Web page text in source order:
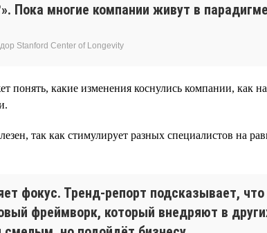
Пока многие компании живут в
Stanford Center of Longevity
понять, какие изменения коснулись компании, как
так как стимулирует разных специалистов на
фокус. Тренд-репорт подсказывает,
фреймворк, который внедряют в